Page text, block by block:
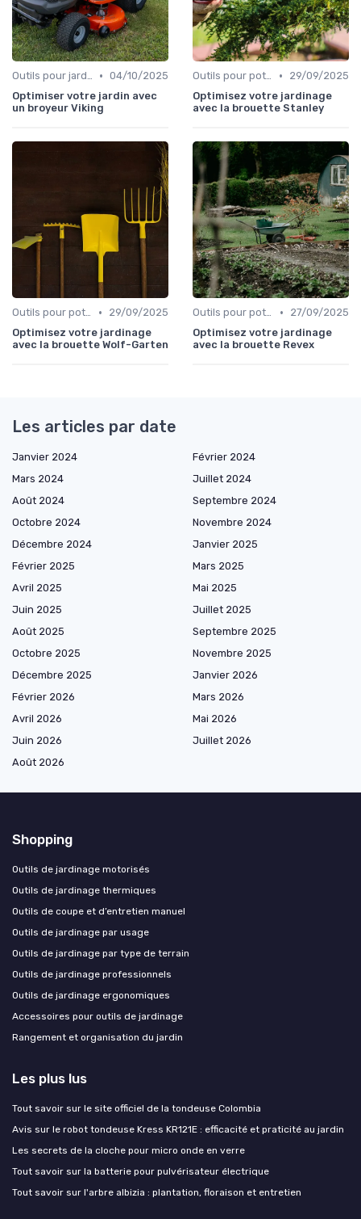
Outils pour jardinage écologique • 04/10/2025
Optimiser votre jardin avec
un broyeur Viking
Outils pour potagers •
29/09/2025
Optimisez votre jardinage
avec la brouette Stanley
Outils pour potagers •
29/09/2025
Optimisez votre jardinage
avec la brouette Wolf-Garten
Outils pour potagers •
27/09/2025
Optimisez votre jardinage
avec la brouette Revex
Les articles par date
Janvier 2024
Février 2024
Mars 2024
Juillet 2024
Août 2024
Septembre 2024
Octobre 2024
Novembre 2024
Décembre 2024
Janvier 2025
Février 2025
Mars 2025
Avril 2025
Mai 2025
Juin 2025
Juillet 2025
Août 2025
Septembre 2025
Octobre 2025
Novembre 2025
Décembre 2025
Janvier 2026
Février 2026
Mars 2026
Avril 2026
Mai 2026
Juin 2026
Juillet 2026
Août 2026
Shopping
Outils de jardinage motorisés
Outils de jardinage thermiques
Outils de coupe et d’entretien manuel
Outils de jardinage par usage
Outils de jardinage par type de terrain
Outils de jardinage professionnels
Outils de jardinage ergonomiques
Accessoires pour outils de jardinage
Rangement et organisation du jardin
Les plus lus
Tout savoir sur le site officiel de la tondeuse Colombia
Avis sur le robot tondeuse Kress KR121E : efficacité et praticité au jardin
Les secrets de la cloche pour micro onde en verre
Tout savoir sur la batterie pour pulvérisateur électrique
Tout savoir sur l'arbre albizia : plantation, floraison et entretien